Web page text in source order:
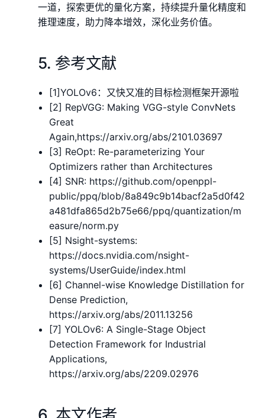
一道，探索更优的量化方案，持续提升量化精度和
推理速度，助力降本增效，深化业务价值。
5. 参考文献
[1]YOLOv6：又快又准的目标检测框架开源啦
[2] RepVGG: Making VGG-style ConvNets
Great
Again,https://arxiv.org/abs/2101.03697
[3] ReOpt: Re-parameterizing Your
Optimizers rather than Architectures
[4] SNR: https://github.com/openppl-
public/ppq/blob/8a849c9b14bacf2a5d0f42
a481dfa865d2b75e66/ppq/quantization/m
easure/norm.py
[5] Nsight-systems:
https://docs.nvidia.com/nsight-
systems/UserGuide/index.html
[6] Channel-wise Knowledge Distillation for
Dense Prediction,
https://arxiv.org/abs/2011.13256
[7] YOLOv6: A Single-Stage Object
Detection Framework for Industrial
Applications,
https://arxiv.org/abs/2209.02976
6. 本文作者